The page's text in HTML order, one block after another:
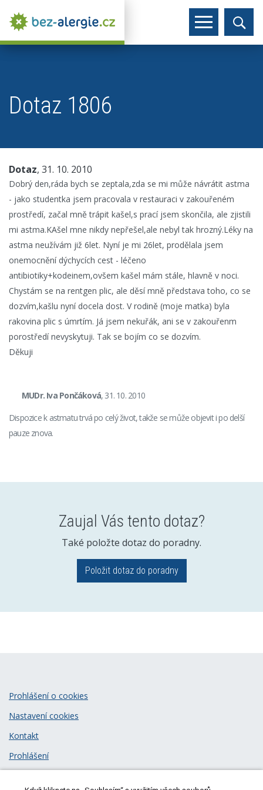
Dotaz 1806
Dotaz, 31. 10. 2010
Dobrý den,ráda bych se zeptala,zda se mi může návrátit astma
- jako studentka jsem pracovala v restauraci v zakouřeném
prostředí, začal mně trápit kašel,s prací jsem skončila, ale zjistili
mi astma.KAšel mne nikdy nepřešel,ale nebyl tak hrozný.Léky na
astma neužívám již 6let. Nyní je mi 26let, prodělala jsem
onemocnění dýchycích cest - léčeno
antibiotiky+kodeinem,ovšem kašel mám stále, hlavně v noci.
Chystám se na rentgen plic, ale děsí mně představa toho, co se
dozvím,kašlu nyní docela dost. V rodině (moje matka) byla
rakovina plic s úmrtím. Já jsem nekuřák, ani se v zakouřenm
porostředí nevyskytuji. Tak se bojím co se dozvím.
Děkuji
MUDr. Iva Pončáková, 31. 10. 2010
Dispozice k astmatu trvá po celý život, takže se může objevit i po delší
pauze znova.
Zaujal Vás tento dotaz?
Také položte dotaz do poradny.
Položit dotaz do poradny
Prohlášení o cookies
Nastavení cookies
Kontakt
Prohlášení